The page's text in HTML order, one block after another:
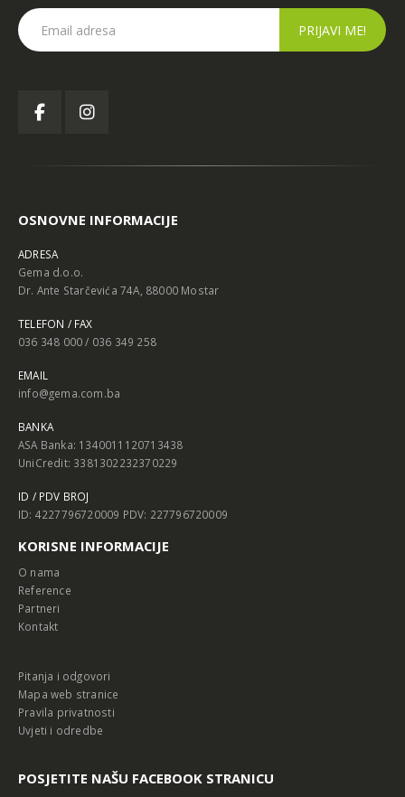
OSNOVNE INFORMACIJE
ADRESA
Gema d.o.o.
Dr. Ante Starčevića 74A, 88000 Mostar
TELEFON / FAX
036 348 000 / 036 349 258
EMAIL
info@gema.com.ba
BANKA
ASA Banka: 1340011120713438
UniCredit: 3381302232370229
ID / PDV BROJ
ID: 4227796720009 PDV: 227796720009
KORISNE INFORMACIJE
O nama
Reference
Partneri
Kontakt
Pitanja i odgovori
Mapa web stranice
Pravila privatnosti
Uvjeti i odredbe
POSJETITE NAŠU FACEBOOK STRANICU